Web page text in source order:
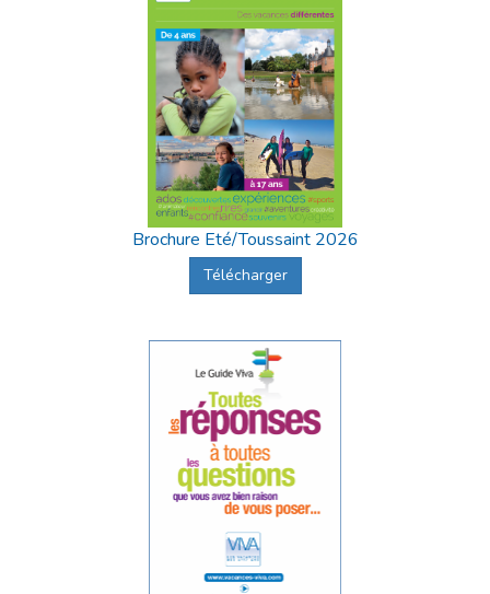
Brochure Eté/Toussaint 2026
Télécharger